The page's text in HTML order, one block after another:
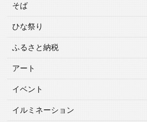
そば
ひな祭り
ふるさと納税
アート
イベント
イルミネーション